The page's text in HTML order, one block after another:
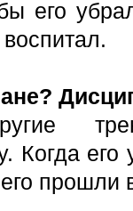
его
Когда